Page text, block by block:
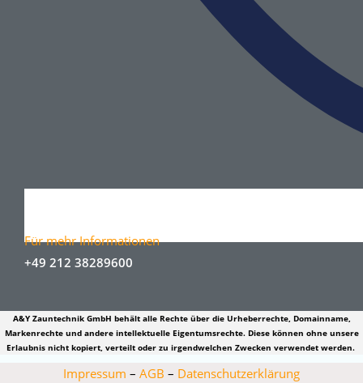
Für mehr Informationen
+49 212 38289600
A&Y Zauntechnik GmbH behält alle Rechte über die Urheberrechte, Domainname,
Markenrechte und andere intellektuelle Eigentumsrechte. Diese können ohne unsere
Erlaubnis nicht kopiert, verteilt oder zu irgendwelchen Zwecken verwendet werden.
Impressum – AGB – Datenschutzerklärung